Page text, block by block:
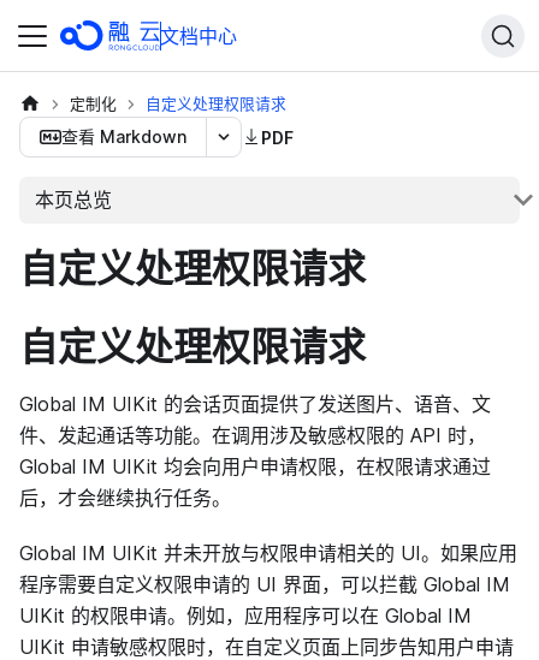
文档中心
定制化 自定义处理权限请求
查看 Markdown PDF
本页总览
自定义处理权限请求
自定义处理权限请求
Global IM UIKit 的会话页面提供了发送图片、语音、文
件、发起通话等功能。在调用涉及敏感权限的 API 时，
Global IM UIKit 均会向用户申请权限，在权限请求通过
后，才会继续执行任务。
Global IM UIKit 并未开放与权限申请相关的 UI。如果应用
程序需要自定义权限申请的 UI 界面，可以拦截 Global IM
UIKit 的权限申请。例如，应用程序可以在 Global IM
UIKit 申请敏感权限时，在自定义页面上同步告知用户申请